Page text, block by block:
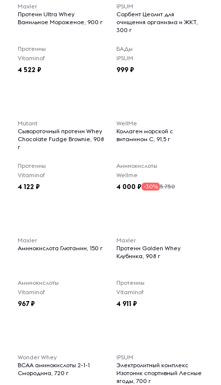
Maxler
Протеин Ultra Whey
Ванильное Мороженое, 900 г
Протеины
Vitaminof
4 522
IPSUM
Сорбент Цеолит для
очищения организма и ЖКТ,
300 г
БАДы
IPSUM
999
Mutant
Сывороточный протеин Whey
Chocolate Fudge Brownie, 908
г
Протеины
Vitaminof
4 122
WellMe
Коллаген морской с
витамином С, 91,5 г
Аминокислоты
Wellme
4 000 -30% 5 750
Maxler
Аминокислота Глютамин, 150 г
Аминокислоты
Vitaminof
967
Maxler
Протеин Golden Whey
Клубника, 908 г
Протеины
Vitaminof
4 911
Wonder Whey
BCAA аминокислоты 2-1-1
Смородина, 720 г
IPSUM
Электролитный комплекс
Изотоник спортивный Лесные
ягоды, 700 г